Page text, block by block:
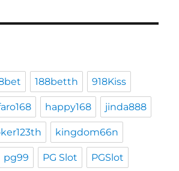
188betth 918Kiss
happy168 jinda888
kingdom66n
pg99 PG Slot PGSlot